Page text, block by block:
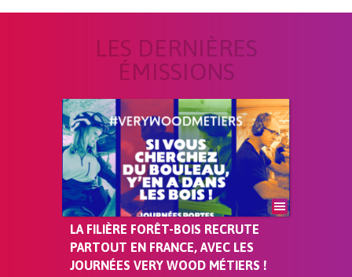
LES DERNIÈRES
ÉMISSIONS
LA FILIÈRE FORÊT-BOIS RECRUTE
PARTOUT EN FRANCE, AVEC LES
JOURNÉES VERY WOOD MÉTIERS !